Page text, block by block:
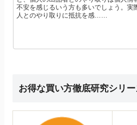
不安を感じるいう方も多いでしょう。実
人とのやり取りに抵抗を感……
お得な買い方徹底研究シリ